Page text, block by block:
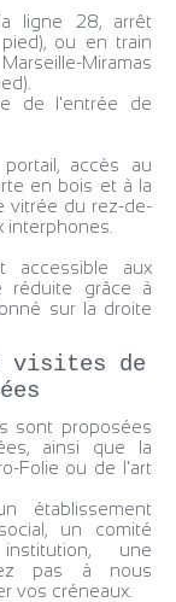
ligne 28, arrêt
ou en train
Miramas
de l'entrée de
accès au
en bois et à la
vitrée du rez-de-
interphones.
accessible aux
réduite grâce à
sur la droite
visites de
sont proposées
ainsi que la
Folie ou de l'art
établissement
un comité
une
pas à nous
vos créneaux.